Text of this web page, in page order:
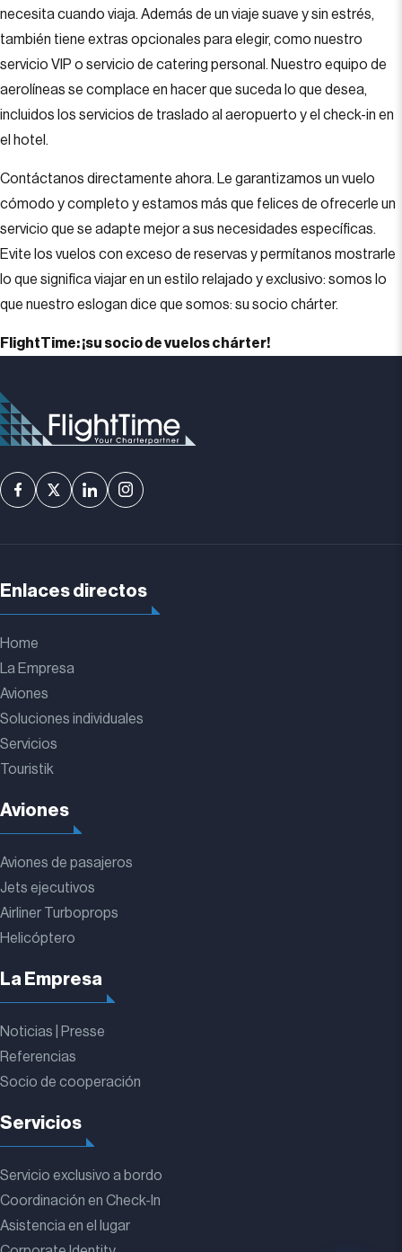
necesita cuando viaja. Además de un viaje suave y sin estrés,
también tiene extras opcionales para elegir, como nuestro
servicio VIP o servicio de catering personal. Nuestro equipo de
aerolíneas se complace en hacer que suceda lo que desea,
incluidos los servicios de traslado al aeropuerto y el check-in en
el hotel.
Contáctanos directamente ahora. Le garantizamos un vuelo
cómodo y completo y estamos más que felices de ofrecerle un
servicio que se adapte mejor a sus necesidades específicas.
Evite los vuelos con exceso de reservas y permítanos mostrarle
lo que significa viajar en un estilo relajado y exclusivo: somos lo
que nuestro eslogan dice que somos: su socio chárter.
FlightTime: ¡su socio de vuelos chárter!
Enlaces directos
Home
La Empresa
Aviones
Soluciones individuales
Servicios
Touristik
Aviones
Aviones de pasajeros
Jets ejecutivos
Airliner Turboprops
Helicóptero
La Empresa
Noticias | Presse
Referencias
Socio de cooperación
Servicios
Servicio exclusivo a bordo
Coordinación en Check-In
Asistencia en el lugar